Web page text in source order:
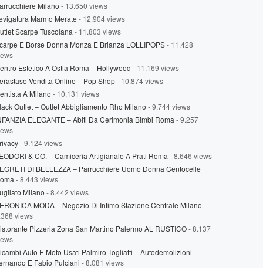
Milano - 13.650 views
Marmo Merate - 12.904 views
Scarpe Tuscolana - 11.803 views
E Borse Donna Monza E Brianza LOLLIPOPS- 11.428
Estetico A Ostia Roma – Hollywood - 11.169 views
Vendita Online – Pop Shop- 10.874 views
A Milano - 10.131 views
Outlet – Outlet Abbigliamento Rho Milano - 9.744 views
ELEGANTE – Abiti Da Cerimonia Bimbi Roma - 9.257
- 9.124 views
& CO. – Camiceria Artigianale A Prati Roma - 8.646 views
DI BELLEZZA – Parrucchiere Uomo Donna Centocelle
- 8.443 views
Milano - 8.442 views
MODA – Negozio Di Intimo Stazione Centrale Milano -
views
Pizzeria Zona San Martino Palermo AL RUSTICO- 8.137
Auto E Moto Usati Palmiro Togliatti – Autodemolizioni
E Fabio Pulciani - 8.081 views